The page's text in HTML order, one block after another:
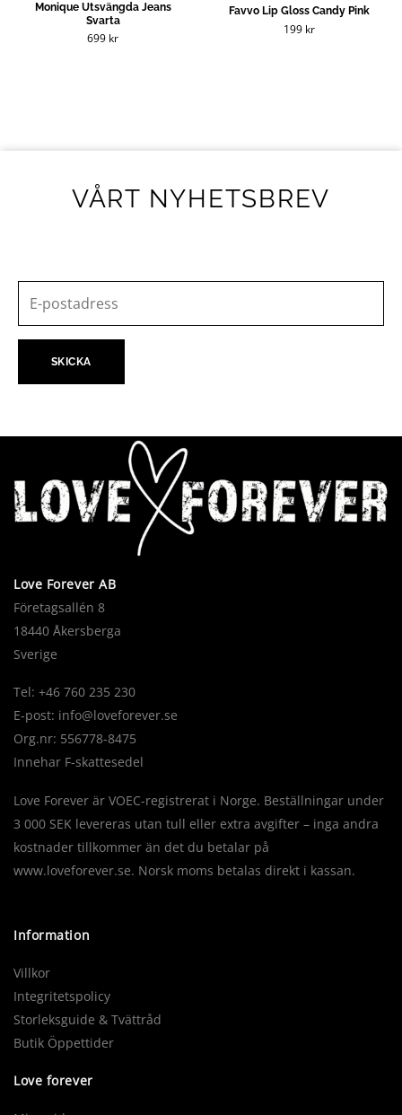
Monique Utsvängda Jeans
Svarta
699 kr
Favvo Lip Gloss Candy Pink
199 kr
VÅRT NYHETSBREV
Love Forever AB
Företagsallén 8
18440 Åkersberga
Sverige
Tel: +46 760 235 230
E-post: info@loveforever.se
Org.nr: 556778-8475
Innehar F-skattesedel
Love Forever är VOEC-registrerat i Norge. Beställningar under
3 000 SEK levereras utan tull eller extra avgifter – inga andra
kostnader tillkommer än det du betalar på
www.loveforever.se. Norsk moms betalas direkt i kassan.
Information
Villkor
Integritetspolicy
Storleksguide & Tvättråd
Butik Öppettider
Love forever